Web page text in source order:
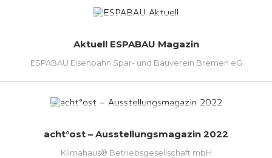
Aktuell ESPABAU Magazin
ESPABAU Eisenbahn Spar- und Bauverein Bremen eG
acht°ost – Ausstellungsmagazin 2022
Klimahaus® Betriebsgesellschaft mbH